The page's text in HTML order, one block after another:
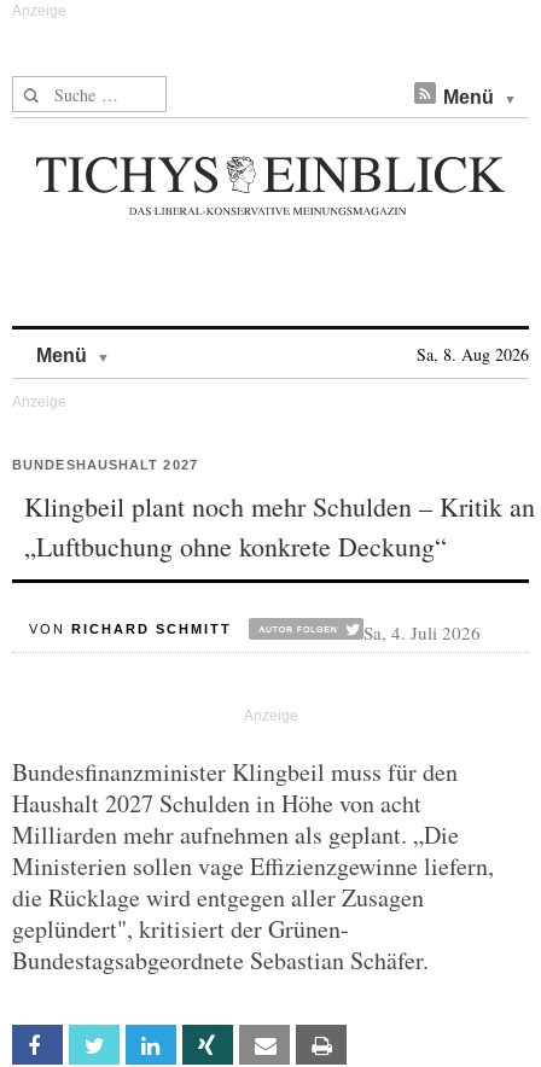
Suche nach: Menü
Menü Sa, 8. Aug 2026
BUNDESHAUSHALT 2027
Klingbeil plant noch mehr Schulden – Kritik an
„Luftbuchung ohne konkrete Deckung“
VON RICHARD SCHMITT Sa, 4. Juli 2026
Bundesfinanzminister Klingbeil muss für den
Haushalt 2027 Schulden in Höhe von acht
Milliarden mehr aufnehmen als geplant. „Die
Ministerien sollen vage Effizienzgewinne liefern,
die Rücklage wird entgegen aller Zusagen
geplündert", kritisiert der Grünen-
Bundestagsabgeordnete Sebastian Schäfer.
Facebook Twitter Linkedin Xing Email